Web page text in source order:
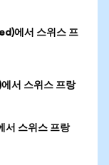
에서 스위스 프
서 스위스 프랑
스위스 프랑